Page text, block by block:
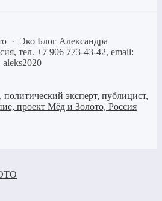
· Эко Блог Александра
тел. +7 906 773-43-42, email:
aleks2020